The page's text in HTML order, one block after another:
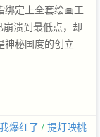
绑定上全套绘画工
崩溃到最低点，却
秘国度的创立
个响指召唤摸鱼
店头牌是人鱼
小绵羊都是灭世
）X游戏鬼才小坏
爆红了 / 提灯映桃